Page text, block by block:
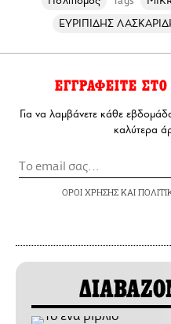
ΕΥΡΙΠΙΔΗΣ
ΕΓΓΡΑΦΕΙΤΕ ΣΤΟ
Για να λαμβάνετε κάθε
καλύτερα
ΟΡΟΙ ΧΡΗΣΗΣΚΑΙ